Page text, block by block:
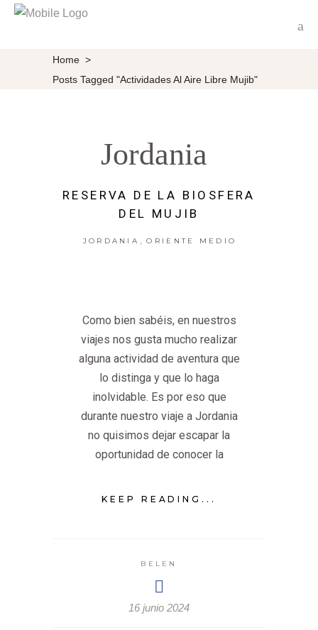
Home >
Posts Tagged "actividades Al Aire Libre Mujib"
Jordania
RESERVA DE LA BIOSFERA
DEL MUJIB
JORDANIA ORIENTE MEDIO
Como bien sabéis, en nuestros
viajes nos gusta mucho realizar
alguna actividad de aventura que
lo distinga y que lo haga
inolvidable. Es por eso que
durante nuestro viaje a Jordania
no quisimos dejar escapar la
oportunidad de conocer la
KEEP READING...
BELEN
16 junio 2024